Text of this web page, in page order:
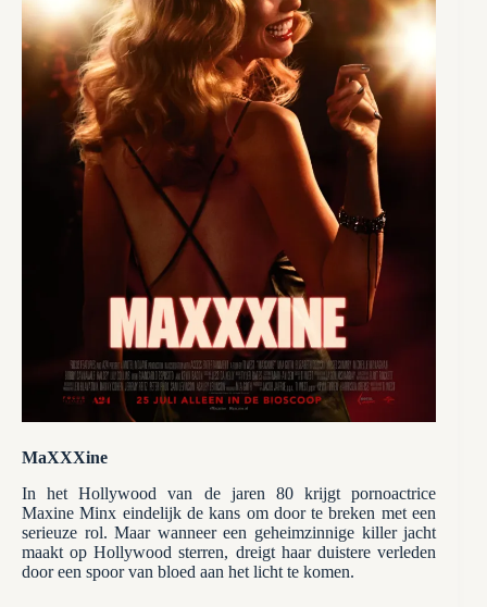
MaXXXine
In het Hollywood van de jaren 80 krijgt pornoactrice
Maxine Minx eindelijk de kans om door te breken met een
serieuze rol. Maar wanneer een geheimzinnige killer jacht
maakt op Hollywood sterren, dreigt haar duistere verleden
door een spoor van bloed aan het licht te komen.